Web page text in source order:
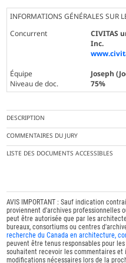
INFORMATIONS GÉNÉRALES SUR
Concurrent
CIVITAS
Inc.
Équipe
Joseph
Niveau de doc.
75%
DESCRIPTION
COMMENTAIRES DU JURY
LISTE DES DOCUMENTS ACCESSIBLES
AVIS IMPORTANT : Sauf indication
proviennent d'archives professionnelles
peut être autorisée que par les
bureaux, consortiums ou centres
recherche du Canada en architecture,
peuvent être tenus responsables pour
souhaitent recevoir les commentaires
modifications nécessaires lors de la